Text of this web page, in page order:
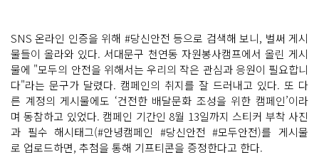
SNS 온라인 인증을 위해 #당신안전 등으로 검색해 보니, 벌써 게시
물들이 올라와 있다. 서대문구 천연동 자원봉사캠프에서 올린 게시
물에 "모두의 안전을 위해서는 우리의 작은 관심과 응원이 필요합니
다"라는 문구가 달렸다. 캠페인의 취지를 잘 드러내고 있다. 또 다
른 계정의 게시물에도 ‘건전한 배달문화 조성을 위한 캠페인’이라
며 동참하고 있었다. 캠페인 기간인 8월 13일까지 스티커 부착 사진
과 필수 해시태그(#안녕캠페인 #당신안전 #모두안전)를 게시물
로 업로드하면, 추첨을 통해 기프티콘을 증정한다고 한다.